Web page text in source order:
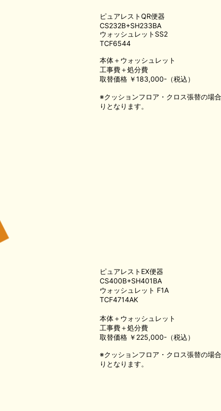
※クッションフロア・クロス張替の場
りとなります。
ピュアレストQR便器
CS232B+SH233BA
ウォッシュレットSS2
TCF6544
本体＋ウォッシュレット
工事費＋処分費
取替価格 ￥183,000-（税込）
※クッションフロア・クロス張替の場
りとなります。
ピュアレストEX便器
CS400B+SH401BA
ウォッシュレット F1A
TCF4714AK
本体＋ウォッシュレット
工事費＋処分費
取替価格 ￥225,000-（税込）